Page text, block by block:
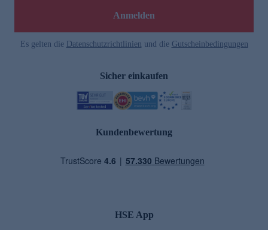
Anmelden
Es gelten die Datenschutzrichtlinien und die Gutscheinbedingungen
Sicher einkaufen
Kundenbewertung
HSE App